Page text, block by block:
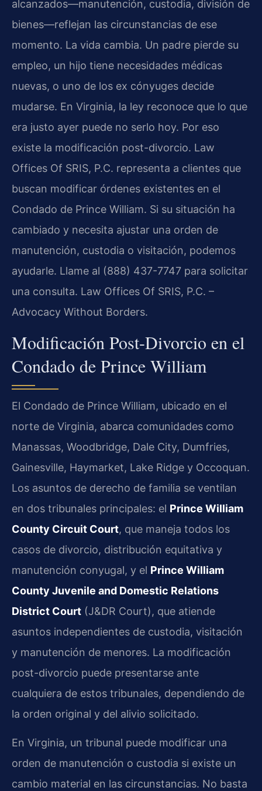
alcanzados—manutención, custodia, división de
bienes—reflejan las circunstancias de ese
momento. La vida cambia. Un padre pierde su
empleo, un hijo tiene necesidades médicas
nuevas, o uno de los ex cónyuges decide
mudarse. En Virginia, la ley reconoce que lo que
era justo ayer puede no serlo hoy. Por eso
existe la modificación post-divorcio. Law
Offices Of SRIS, P.C. representa a clientes que
buscan modificar órdenes existentes en el
Condado de Prince William. Si su situación ha
cambiado y necesita ajustar una orden de
manutención, custodia o visitación, podemos
ayudarle. Llame al (888) 437-7747 para solicitar
una consulta. Law Offices Of SRIS, P.C. –
Advocacy Without Borders.
Modificación Post-Divorcio en el
Condado de Prince William
El Condado de Prince William, ubicado en el
norte de Virginia, abarca comunidades como
Manassas, Woodbridge, Dale City, Dumfries,
Gainesville, Haymarket, Lake Ridge y Occoquan.
Los asuntos de derecho de familia se ventilan
en dos tribunales principales: el Prince William
County Circuit Court, que maneja todos los
casos de divorcio, distribución equitativa y
manutención conyugal, y el Prince William
County Juvenile and Domestic Relations
District Court (J&DR Court), que atiende
asuntos independientes de custodia, visitación
y manutención de menores. La modificación
post-divorcio puede presentarse ante
cualquiera de estos tribunales, dependiendo de
la orden original y del alivio solicitado.
En Virginia, un tribunal puede modificar una
orden de manutención o custodia si existe un
cambio material en las circunstancias. No basta